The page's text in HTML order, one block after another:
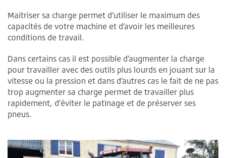
Maitriser sa charge permet d’utiliser le maximum des
capacités de votre machine et d’avoir les meilleures
conditions de travail.
Dans certains cas il est possible d’augmenter la charge
pour travailler avec des outils plus lourds en jouant sur la
vitesse ou la pression et dans d’autres cas le fait de ne pas
trop augmenter sa charge permet de travailler plus
rapidement, d’éviter le patinage et de préserver ses
pneus.